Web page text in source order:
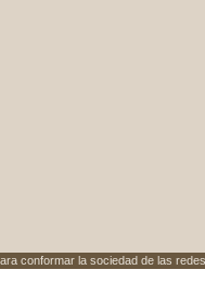
conformar la sociedad de las